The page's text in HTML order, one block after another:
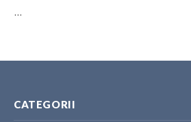
…
CATEGORII